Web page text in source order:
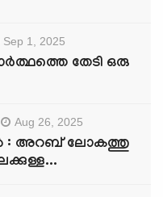
Sep 1, 2025
തേടി ഒരു
Aug 26, 2025
: അറബ് ലോകത്തു